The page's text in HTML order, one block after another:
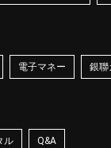
電子マネー 銀聯
ル Q&A